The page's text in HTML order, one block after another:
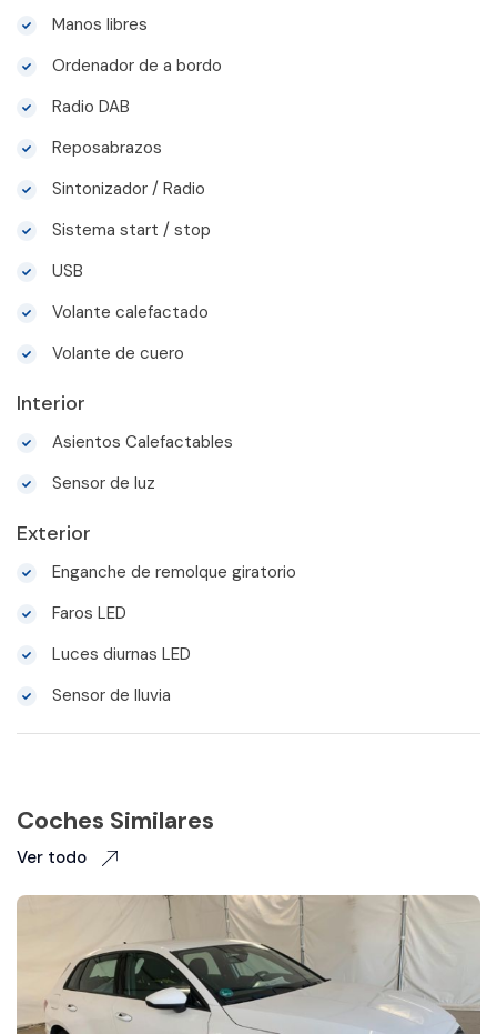
Manos libres
Ordenador de a bordo
Radio DAB
Reposabrazos
Sintonizador / Radio
Sistema start / stop
USB
Volante calefactado
Volante de cuero
Interior
Asientos Calefactables
Sensor de luz
Exterior
Enganche de remolque giratorio
Faros LED
Luces diurnas LED
Sensor de lluvia
Coches Similares
Ver todo